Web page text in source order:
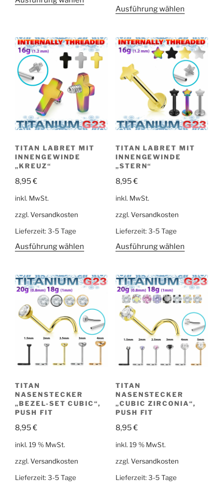
Ausführung wählen
TITAN LABRET MIT
INNENGEWINDE
„KREUZ“
8,95€
inkl. MwSt.
zzgl. Versandkosten
Lieferzeit: 3-5 Tage
Ausführung wählen
TITAN LABRET MIT
INNENGEWINDE
„STERN“
8,95€
inkl. MwSt.
zzgl. Versandkosten
Lieferzeit: 3-5 Tage
Ausführung wählen
TITAN
NASENSTECKER
„BEZEL-SET CUBIC“,
PUSH FIT
8,95€
inkl. 19 % MwSt.
zzgl. Versandkosten
Lieferzeit: 3-5 Tage
TITAN
NASENSTECKER
„CUBIC ZIRCONIA“,
PUSH FIT
8,95€
inkl. 19 % MwSt.
zzgl. Versandkosten
Lieferzeit: 3-5 Tage